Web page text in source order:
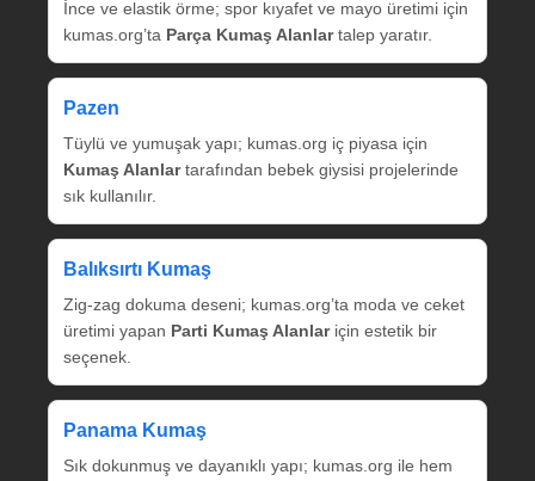
İnce ve elastik örme; spor kıyafet ve mayo üretimi için
kumas.org’ta Parça Kumaş Alanlartalep yaratır.
Pazen
Tüylü ve yumuşak yapı; kumas.org iç piyasa için
Kumaş Alanlartarafından bebek giysisi projelerinde
sık kullanılır.
Balıksırtı Kumaş
Zig‑zag dokuma deseni; kumas.org’ta moda ve ceket
üretimi yapan Parti Kumaş Alanlariçin estetik bir
seçenek.
Panama Kumaş
Sık dokunmuş ve dayanıklı yapı; kumas.org ile hem